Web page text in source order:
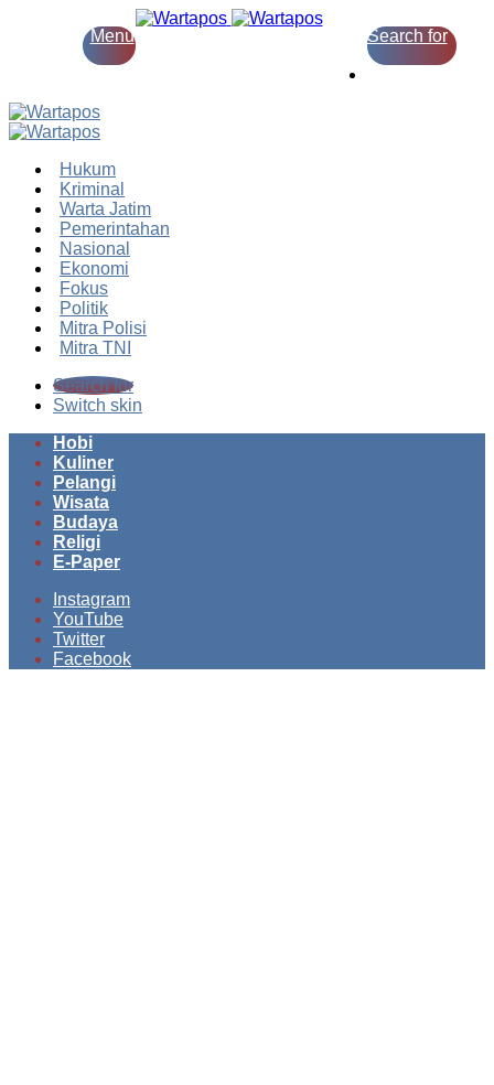
Menu Search for
Hukum
Kriminal
Warta Jatim
Pemerintahan
Nasional
Ekonomi
Fokus
Politik
Mitra Polisi
Mitra TNI
Search for
Switch skin
Hobi
Kuliner
Pelangi
Wisata
Budaya
Religi
E-Paper
Instagram
YouTube
Twitter
Facebook